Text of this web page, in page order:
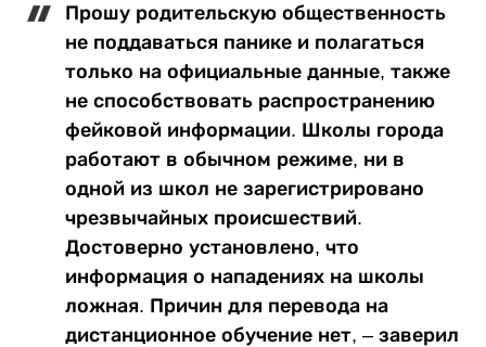
Прошу родительскую общественность
не поддаваться панике и полагаться
только на официальные данные, также
не способствовать распространению
фейковой информации. Школы города
работают в обычном режиме, ни в
одной из школ не зарегистрировано
чрезвычайных происшествий.
Достоверно установлено, что
информация о нападениях на школы
ложная. Причин для перевода на
дистанционное обучение нет, – заверил